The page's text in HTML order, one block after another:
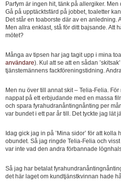
Parfym är ingen hit, tänk på allergiker.
Gå på upptäcktsfärd på jobbet, toaletter
Det står en toaborste där av en anledning.
Men allra enklast, stå för ditt bajsande. Att
mötet?
Många av tipsen har jag tagit upp i mina
användare). Kul att se att en sådan
tjänstemännens fackföreningstidning.
Men nu över till annat skit – Telia-Felia.
nappat på ett erbjudande med en massa
och spara fyrahudranåntingnånting per
var bundet i ett par år till. Det tyckte jag lät
Idag gick jag in på ’Mina sidor’ för att
obundet. Så jag ringde Telia-Felia och
var inte vad den andra förbannade
Så jag har betalat
det här laget om kundtjänstkvinnan hade